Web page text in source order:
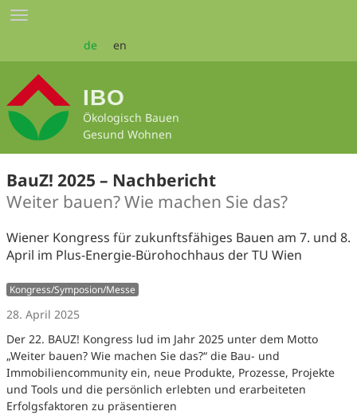
Zum
Seiteninhalt
Toggle
de en
IBO
Ökologisch Bauen
Gesund Wohnen
BauZ! 2025 – Nachbericht
Weiter bauen? Wie machen Sie das?
Wiener Kongress für zukunftsfähiges Bauen am 7. und 8.
April im Plus-Energie-Bürohochhaus der TU Wien
Kongress/Symposion/Messe
28. April 2025
Der 22. BAUZ! Kongress lud im Jahr 2025 unter dem Motto
„Weiter bauen? Wie machen Sie das?“ die Bau- und
Immobiliencommunity ein, neue Produkte, Prozesse, Projekte
und Tools und die persönlich erlebten und erarbeiteten
Erfolgsfaktoren zu präsentieren